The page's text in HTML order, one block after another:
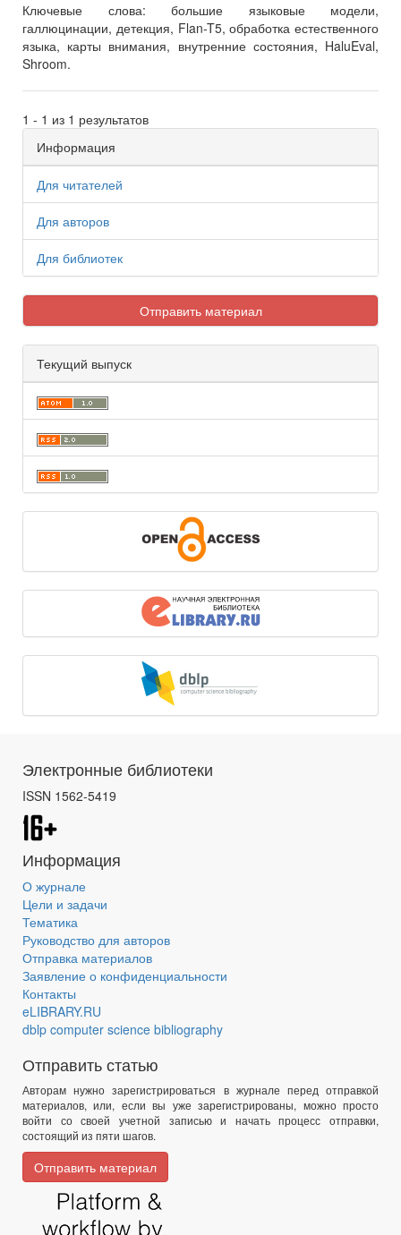
Ключевые слова: большие языковые модели,
галлюцинации, детекция, Flan-T5, обработка естественного
языка, карты внимания, внутренние состояния, HaluEval,
Shroom.
1 - 1 из 1 результатов
Информация
Для читателей
Для авторов
Для библиотек
Отправить материал
Текущий выпуск
Электронные библиотеки
ISSN 1562-5419
Информация
О журнале
Цели и задачи
Тематика
Руководство для авторов
Отправка материалов
Заявление о конфиденциальности
Контакты
eLIBRARY.RU
dblp computer science bibliography
Отправить статью
Авторам нужно зарегистрироваться в журнале перед отправкой
материалов, или, если вы уже зарегистрированы, можно просто
войти со своей учетной записью и начать процесс отправки,
состоящий из пяти шагов.
Отправить материал